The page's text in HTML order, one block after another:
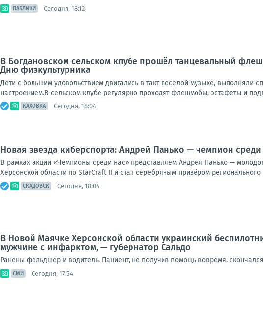
ПАБЛИКИ Сегодня, 18:12
В Богдановском сельском клубе прошёл танцевальный
Дню физкультурника
Дети с большим удовольствием двигались в такт весёлой музыке, выполняли
настроением.В сельском клубе регулярно проходят флешмобы, эстафеты и
КАХОВКА Сегодня, 18:04
Новая звезда киберспорта: Андрей Панько — чемпион среди
В рамках акции «Чемпионы среди нас» представляем Андрея Панько —
Херсонской области по StarCraft II и стал серебряным призёром регионального
СКАДОВСК Сегодня, 18:04
В Новой Маячке Херсонской области украинский
мужчине с инфарктом, — губернатор Сальдо
Ранены фельдшер и водитель. Пациент, не получив помощь вовремя,
СМИ Сегодня, 17:54